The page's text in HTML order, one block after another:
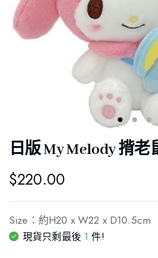
日版 My Melody 揹
$220.00
Size：約H20 x W22 x D10.5cm
現貨只剩最後 1 件!